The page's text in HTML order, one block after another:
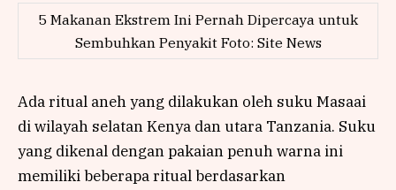
5 Makanan Ekstrem Ini Pernah Dipercaya untuk
Sembuhkan Penyakit Foto: Site News
Ada ritual aneh yang dilakukan oleh suku Masaai
di wilayah selatan Kenya dan utara Tanzania. Suku
yang dikenal dengan pakaian penuh warna ini
memiliki beberapa ritual berdasarkan